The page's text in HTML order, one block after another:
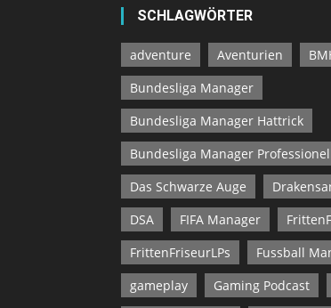
SCHLAGWÖRTER
adventure Aventurien
Bundesliga Manager
Bundesliga Manager Hattrick
Bundesliga Manager
Das Schwarze Auge
DSA
FIFA Manager
FrittenFriseurLPs
Fussball
gameplay
Gaming Podcast